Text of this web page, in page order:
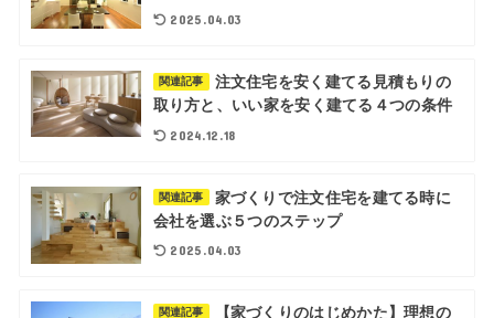
2025.04.03
関連記事
注文住宅を安く建てる見積もりの
取り方と、いい家を安く建てる４つの条件
2024.12.18
関連記事
家づくりで注文住宅を建てる時に
会社を選ぶ５つのステップ
2025.04.03
関連記事
【家づくりのはじめかた】理想の